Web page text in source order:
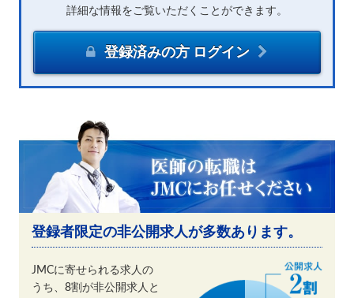
詳細な情報をご覧いただくことができます。
登録済みの方 ログイン
登録者限定の非公開求人が多数あります。
JMCに寄せられる求人の
うち、8割が非公開求人と